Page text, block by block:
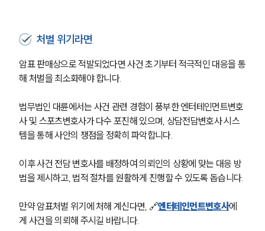
공지사항
법률 블로그
법률서식
세미나
대륜법률상담예약
처벌 위기라면
암표 판매상으로 적발되었다면 사건 초기부터 적극적인 대응을 통
해 처벌을 최소화해야 합니다.
법무법인 대륜에서는 사건 관련 경험이 풍부한 엔터테인먼트변호
사 및 스포츠변호사가 다수 포진해 있으며, 상담전담변호사 시스
템을 통해 사안의 쟁점을 정확히 파악합니다.
이후 사건 전담 변호사를 배정하여 의뢰인의 상황에 맞는 대응 방
법을 제시하고, 법적 절차를 원활하게 진행할 수 있도록 돕습니다.
만약 암표처벌 위기에 처해 계신다면, 🔗엔터테인먼트변호사에
게 사건을 의뢰해 주시길 바랍니다.